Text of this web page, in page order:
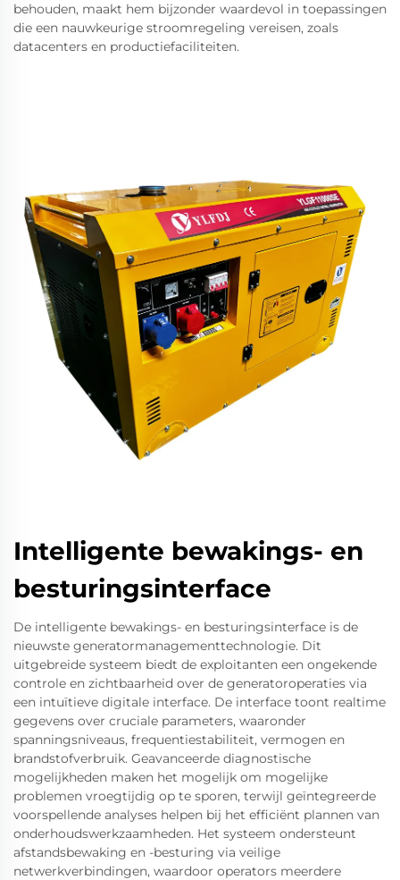
behouden, maakt hem bijzonder waardevol in toepassingen
die een nauwkeurige stroomregeling vereisen, zoals
datacenters en productiefaciliteiten.
Intelligente bewakings- en
besturingsinterface
De intelligente bewakings- en besturingsinterface is de
nieuwste generatormanagementtechnologie. Dit
uitgebreide systeem biedt de exploitanten een ongekende
controle en zichtbaarheid over de generatoroperaties via
een intuïtieve digitale interface. De interface toont realtime
gegevens over cruciale parameters, waaronder
spanningsniveaus, frequentiestabiliteit, vermogen en
brandstofverbruik. Geavanceerde diagnostische
mogelijkheden maken het mogelijk om mogelijke
problemen vroegtijdig op te sporen, terwijl geïntegreerde
voorspellende analyses helpen bij het efficiënt plannen van
onderhoudswerkzaamheden. Het systeem ondersteunt
afstandsbewaking en -besturing via veilige
netwerkverbindingen, waardoor operators meerdere